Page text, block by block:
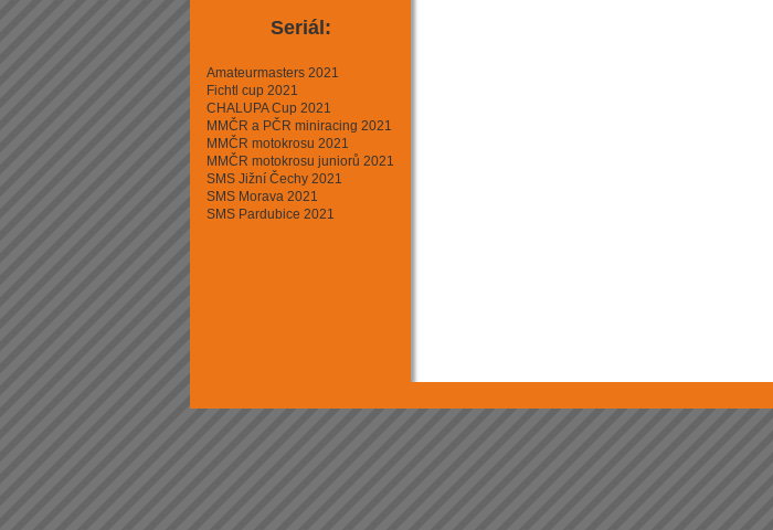
Mushing - psí sprežení
Rally cross country
Rallycross
Silniční moto
Sjezd horských kol
Supermoto
Triathlon
Tuningový sraz
Závody aut. na okruhu
Seriál:
Amateurmasters 2021
Fichtl cup 2021
CHALUPA Cup 2021
MMČR a PČR miniracing 2021
MMČR motokrosu 2021
MMČR motokrosu juniorů 2021
SMS Jižní Čechy 2021
SMS Morava 2021
SMS Pardubice 2021